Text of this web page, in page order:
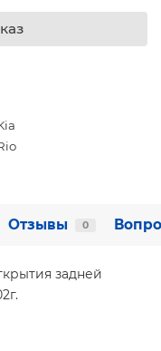
Отзывы 0
задней